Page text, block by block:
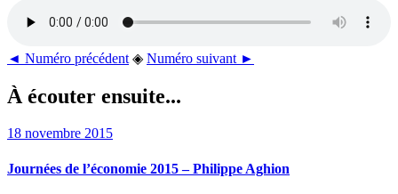
◄ Numéro précédent ◈ Numéro suivant ►
À écouter ensuite...
18 novembre 2015
Journées de l’économie 2015 – Philippe Aghion